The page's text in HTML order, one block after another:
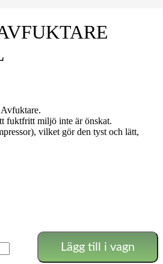
fuktfritt miljö inte är önskat.
vilket gör den tyst och lätt,
Lägg till i vagn